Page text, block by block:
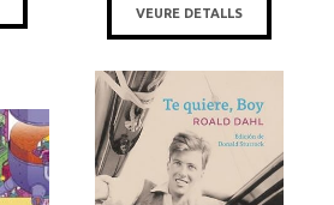
VEURE DETALLS